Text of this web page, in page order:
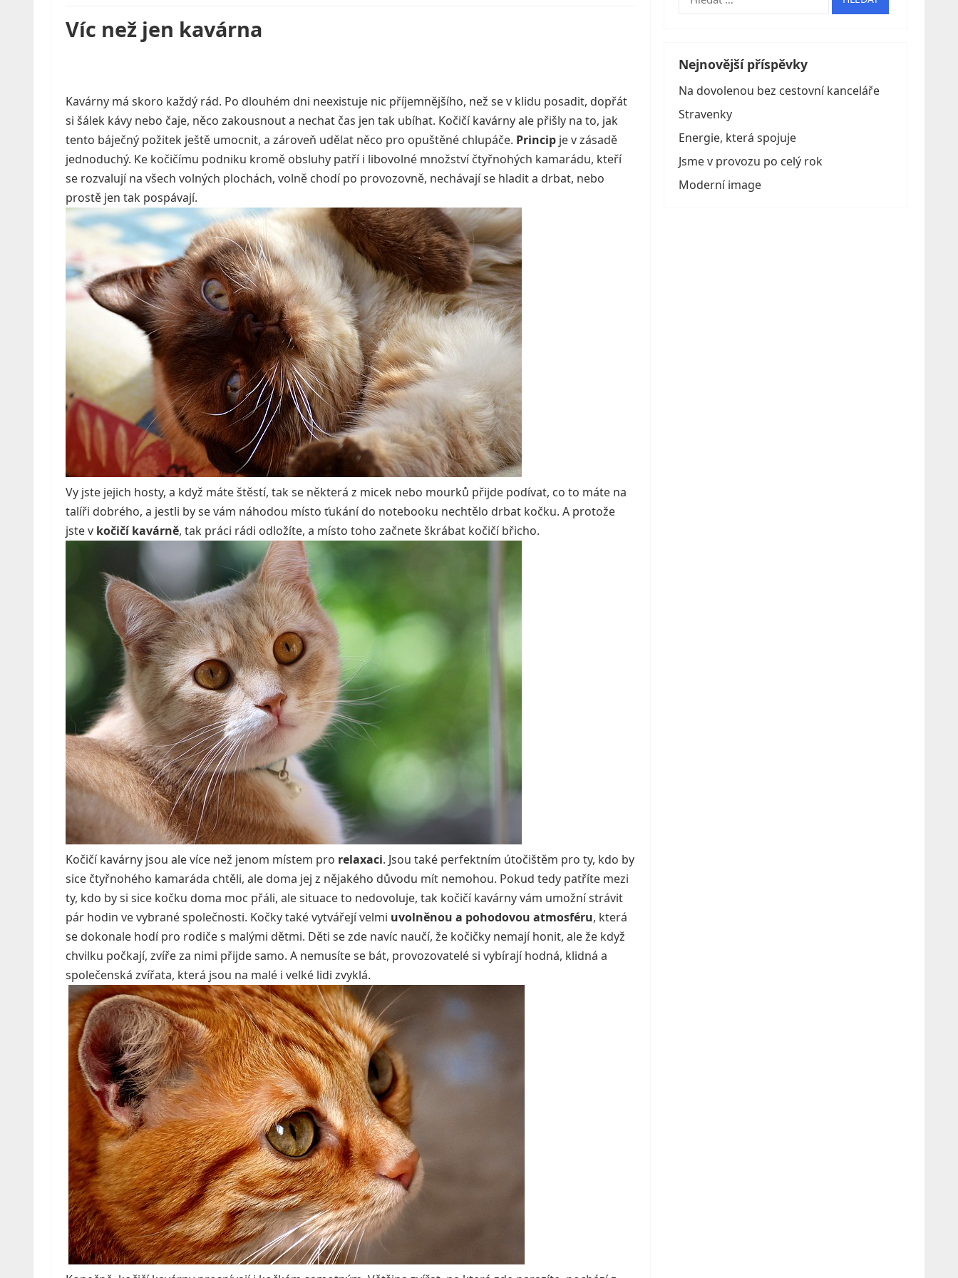
Víc než jen kavárna
Kavárny má skoro každý rád. Po dlouhém dni neexistuje nic příjemnějšího, než se v klidu posadit, dopřát
si šálek kávy nebo čaje, něco zakousnout a nechat čas jen tak ubíhat. Kočičí kavárny ale přišly na to, jak
tento báječný požitek ještě umocnit, a zároveň udělat něco pro opuštěné chlupáče. Princip je v zásadě
jednoduchý. Ke kočičímu podniku kromě obsluhy patří i libovolné množství čtyřnohých kamarádu, kteří
se rozvalují na všech volných plochách, volně chodí po provozovně, nechávají se hladit a drbat, nebo
prostě jen tak pospávají.
Vy jste jejich hosty, a když máte štěstí, tak se některá z micek nebo mourků přijde podívat, co to máte na
talíři dobrého, a jestli by se vám náhodou místo ťukání do notebooku nechtělo drbat kočku. A protože
jste v kočičí kavárně, tak práci rádi odložíte, a místo toho začnete škrábat kočičí břicho.
Kočičí kavárny jsou ale více než jenom místem pro relaxaci. Jsou také perfektním útočištěm pro ty, kdo by
sice čtyřnohého kamaráda chtěli, ale doma jej z nějakého důvodu mít nemohou. Pokud tedy patříte mezi
ty, kdo by si sice kočku doma moc přáli, ale situace to nedovoluje, tak kočičí kavárny vám umožní strávit
pár hodin ve vybrané společnosti. Kočky také vytvářejí velmi uvolněnou a pohodovou atmosféru, která
se dokonale hodí pro rodiče s malými dětmi. Děti se zde navíc naučí, že kočičky nemají honit, ale že když
chvilku počkají, zvíře za nimi přijde samo. A nemusíte se bát, provozovatelé si vybírají hodná, klidná a
společenská zvířata, která jsou na malé i velké lidi zvyklá.
Nejnovější příspěvky
Na dovolenou bez cestovní kanceláře
Stravenky
Energie, která spojuje
Jsme v provozu po celý rok
Moderní image